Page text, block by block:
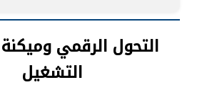
التحول الرقمي
التشغيل